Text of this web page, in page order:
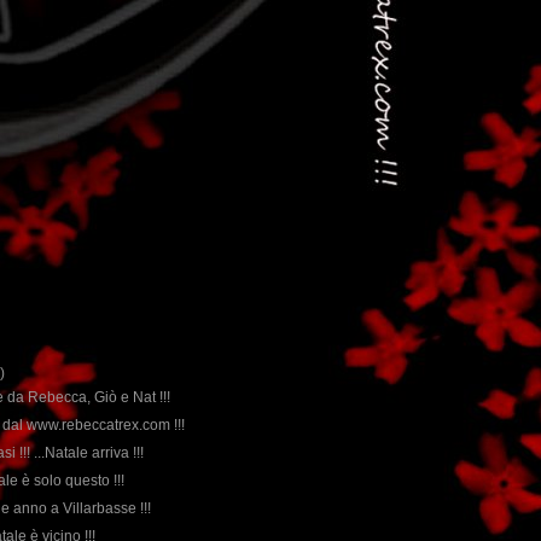
da Rebecca, Giò e Nat !!!
www.rebeccatrex.com !!!
!!! ...Natale arriva !!!
è solo questo !!!
anno a Villarbasse !!!
è vicino !!!